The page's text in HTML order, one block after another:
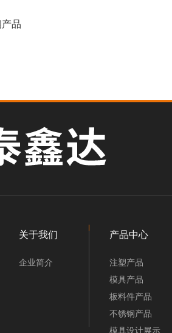
品
关于我们
企业简介
产品中心
注塑产品
模具产品
板料件产品
不锈钢产品
模具设计展示